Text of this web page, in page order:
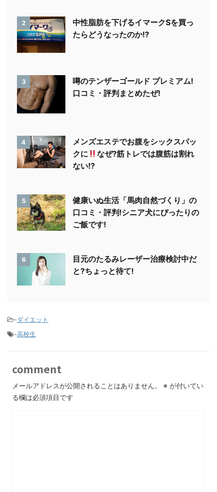
2
中性脂肪を下げるイマークSを買っ
たらどうなったのか!?
3
噂のテンザーゴールド プレミアム!
口コミ・評判まとめたぜ!
4
メンズエステでお腹をシックスパッ
クに
なぜ?筋トレでは腹筋は割れ
ない!?
5
健康いぬ生活「馬肉自然づくり」の
口コミ・評判!シニア犬にぴったりの
ご飯です!
6
目元のたるみレーザー治療検討中だ
と?ちょっと待て!
-ダイエット
-高校生
comment
メールアドレスが公開されることはありません。 ※ が付いてい
る欄は必須項目です